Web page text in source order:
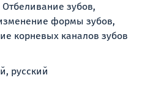
зубов,
формы зубов,
корневых каналов зубов
русский